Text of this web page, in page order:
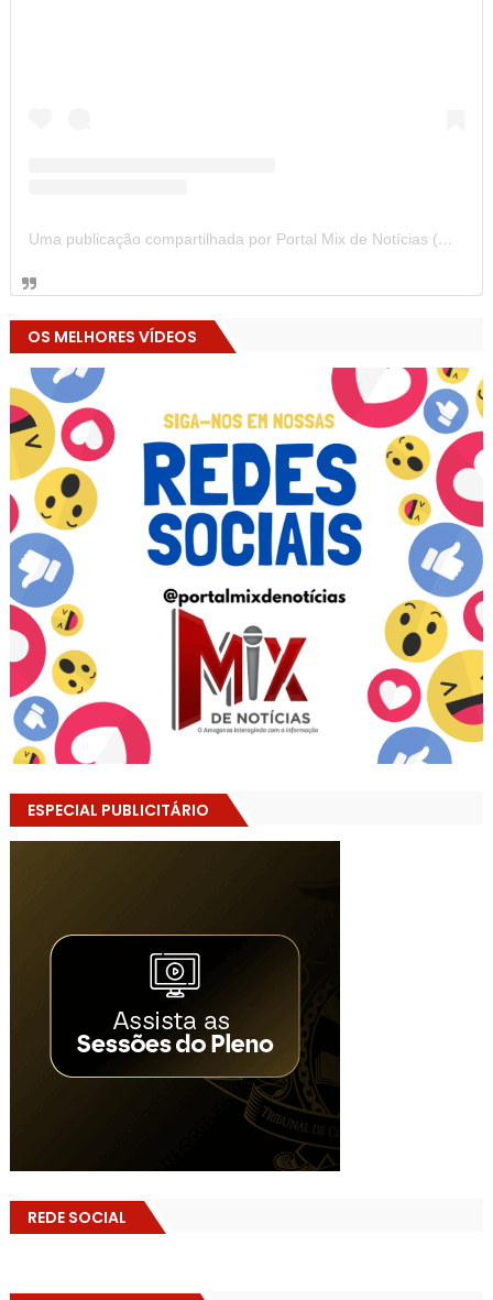
Uma publicação compartilhada por Portal Mix de Notícias (@portalmixdenoticias)
OS MELHORES VÍDEOS
ESPECIAL PUBLICITÁRIO
REDE SOCIAL